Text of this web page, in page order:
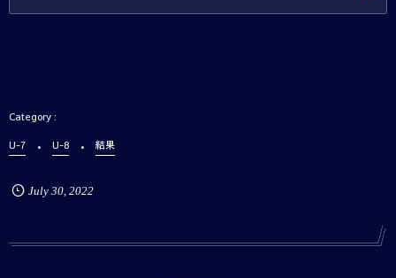
U-7 U-8 結果
July 30, 2022